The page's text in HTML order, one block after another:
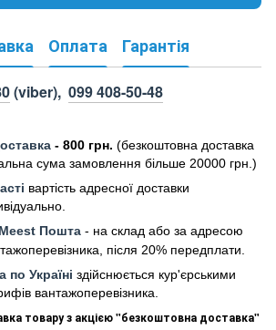
Оплата Гарантія
(viber), 099 408-50-48
- 800 грн. (безкоштовна доставка
сума замовлення більше 20000 грн .)
вартість адресної доставки
Meest Пошта - на склад або за адресою
після 20% передплати.
по Україні здійснюється кур'єрськими
вантажоперевізника.
товару з акцією "безкоштовна доставка"